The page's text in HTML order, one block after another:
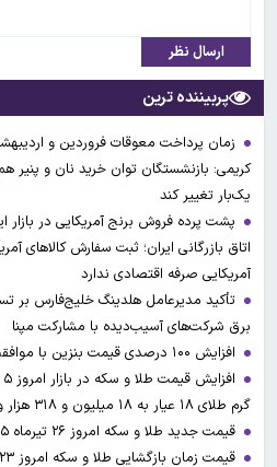
ارسال نظر
پربیننده ترین
زمان پرداخت معوقات فروردین و
یک‌بار تغییر کند
پشت پرده فروش برنج آمریکایی در
اتاق بازرگانی ایران؛ ثبت سفارش کالاهای
آمریکایی صرفه اقتصادی ندارد
تأکید مدیرعامل هلدینگ خلیج‌فارس بر
برق شرکت‌های آسیب‌دیده با مشارکت مپنا
افزایش ۱۰۰ درصدی قیمت بنزین با موافقت سران قوا
گرم طلای ۱۸ عیار به ۱۸ میلیون و ۳۱۸ هزار و ۱۰۰ تومان رسید
قیمت جدید طلا و سکه امروز ۲۶ تیرماه ۱۴۰۵/ جدول